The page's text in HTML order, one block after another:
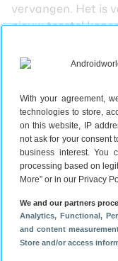
With your agreement,
technologies to store,
on this website, IP
not ask for your consent
business interest. You
processing based on
More” or in our Privacy
We and our partners
Analytics, Functional,
and content
Store and/or access
vervangen. Het is
nieuw toestel
moet maken,
En, hoe staat
reacties.